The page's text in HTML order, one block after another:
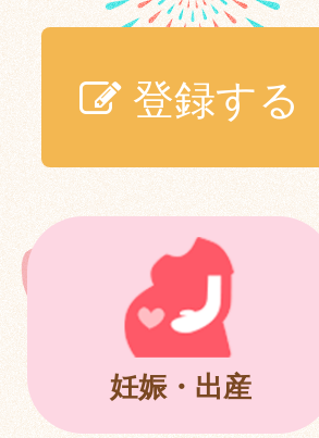
登録する
妊娠・出産